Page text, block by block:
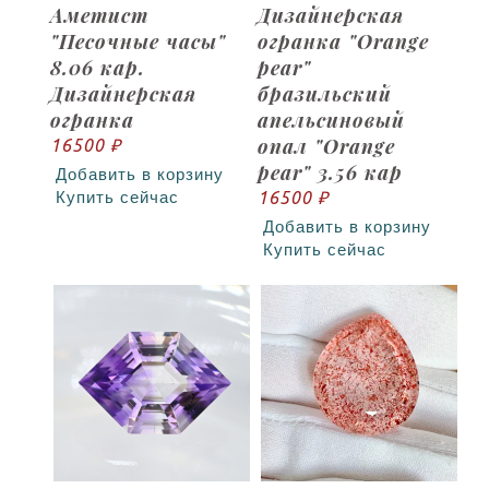
Аметист
"Песочные часы"
8.06 кар.
Дизайнерская
огранка
16500 ₽
Добавить в корзину
Купить сейчас
Дизайнерская
огранка "Orange
pear"
бразильский
апельсиновый
опал "Orange
pear" 3.56 кар
16500 ₽
Добавить в корзину
Купить сейчас